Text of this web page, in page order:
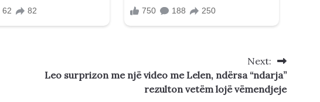
Next:
Leo surprizon me një video me Lelen, ndërsa “ndarja”
rezulton vetëm lojë vëmendjeje